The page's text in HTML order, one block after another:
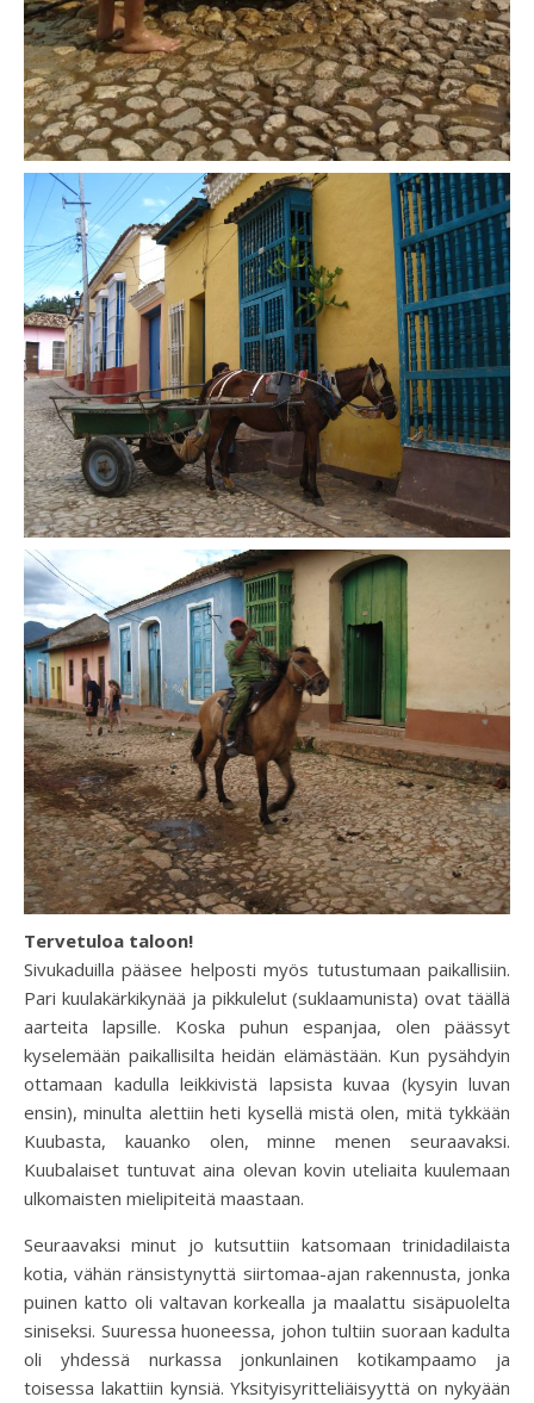
Tervetuloa taloon!
Sivukaduilla pääsee helposti myös tutustumaan paikallisiin.
Pari kuulakärkikynää ja pikkulelut (suklaamunista) ovat täällä
aarteita lapsille. Koska puhun espanjaa, olen päässyt
kyselemään paikallisilta heidän elämästään. Kun pysähdyin
ottamaan kadulla leikkivistä lapsista kuvaa (kysyin luvan
ensin), minulta alettiin heti kysellä mistä olen, mitä tykkään
Kuubasta, kauanko olen, minne menen seuraavaksi.
Kuubalaiset tuntuvat aina olevan kovin uteliaita kuulemaan
ulkomaisten mielipiteitä maastaan.
Seuraavaksi minut jo kutsuttiin katsomaan trinidadilaista
kotia, vähän ränsistynyttä siirtomaa-ajan rakennusta, jonka
puinen katto oli valtavan korkealla ja maalattu sisäpuolelta
siniseksi. Suuressa huoneessa, johon tultiin suoraan kadulta
oli yhdessä nurkassa jonkunlainen kotikampaamo ja
toisessa lakattiin kynsiä. Yksityisyritteliäisyyttä on nykyään